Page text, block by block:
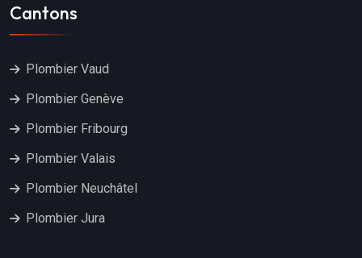
Cantons
Plombier Vaud
Plombier Genève
Plombier Fribourg
Plombier Valais
Plombier Neuchâtel
Plombier Jura